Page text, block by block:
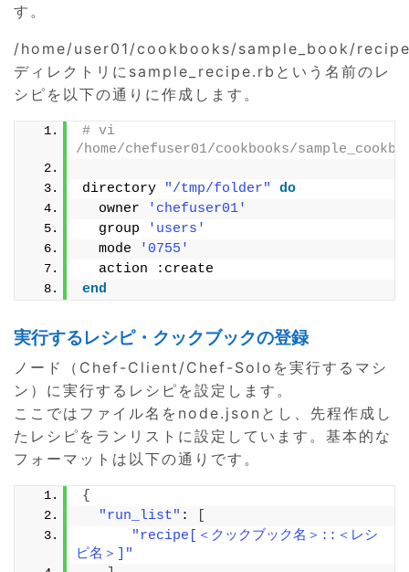
す。
/home/user01/cookbooks/sample_book/
ディレクトリにsample_recipe.rbという名前のレ
シピを以下の通りに作成します。
# vi
/home/chefuser01/cookbooks/
directory "/tmp/folder"
do
  owner
'chefuser01'
  group
'users'
  mode
'0755'
  action :create
end
実行するレシピ・クックブックの登録
ノード（Chef-Client/Chef-Soloを実行するマシ
ン）に実行するレシピを設定します。
ここではファイル名をnode.jsonとし、先程作成し
たレシピをランリストに設定しています。基本的な
フォーマットは以下の通りです。
{
"run_list" :
"recipe[＜クックブック名＞::＜レシ
ピ名＞]"